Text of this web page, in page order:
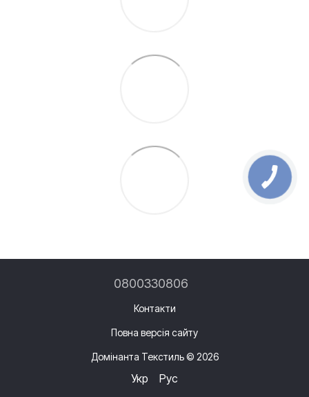
0800330806
Контакти
Повна версія сайту
Домінанта Текстиль © 2026
Укр Рус